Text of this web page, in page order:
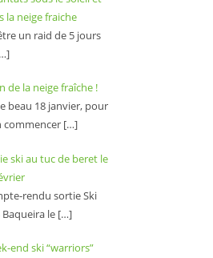
la neige fraiche
un raid de 5 jours
de la neige fraîche !
beau 18 janvier, pour
commencer […]
ski au tuc de beret le
rendu sortie Ski
Baqueira le […]
end ski “warriors”